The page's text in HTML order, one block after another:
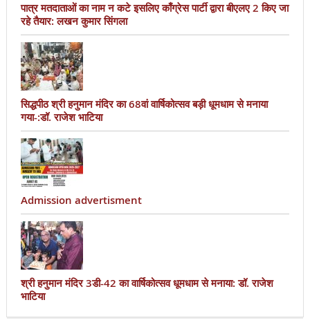
पात्र मतदाताओं का नाम न कटे इसलिए काँग्रेस पार्टी द्वारा बीएलए 2 किए जा
रहे तैयार: लखन कुमार सिंगला
सिद्धपीठ श्री हनुमान मंदिर का 68वां वार्षिकोत्सव बड़ी धूमधाम से मनाया
गया-:डॉ. राजेश भाटिया
Admission advertisment
श्री हनुमान मंदिर 3डी-42 का वार्षिकोत्सव धूमधाम से मनाया: डॉ. राजेश
भाटिया